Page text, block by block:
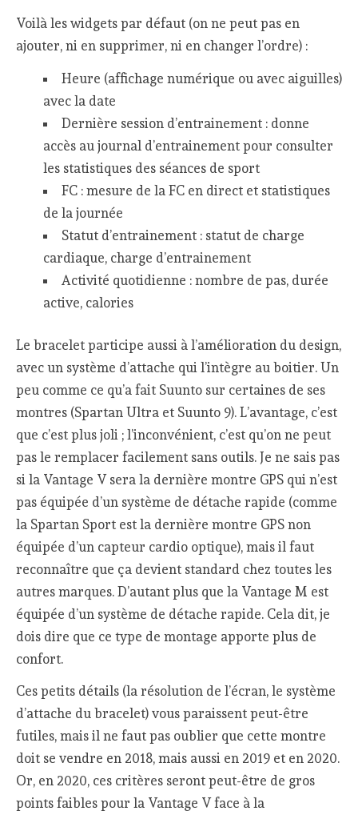
Voilà les widgets par défaut (on ne peut pas en
ajouter, ni en supprimer, ni en changer l’ordre) :
Heure (affichage numérique ou avec aiguilles)
avec la date
Dernière session d’entrainement : donne
accès au journal d’entrainement pour consulter
les statistiques des séances de sport
FC : mesure de la FC en direct et statistiques
de la journée
Statut d’entrainement : statut de charge
cardiaque, charge d’entrainement
Activité quotidienne : nombre de pas, durée
active, calories
Le bracelet participe aussi à l’amélioration du design,
avec un système d’attache qui l’intègre au boitier. Un
peu comme ce qu’a fait Suunto sur certaines de ses
montres (Spartan Ultra et Suunto 9). L’avantage, c’est
que c’est plus joli ; l’inconvénient, c’est qu’on ne peut
pas le remplacer facilement sans outils. Je ne sais pas
si la Vantage V sera la dernière montre GPS qui n’est
pas équipée d’un système de détache rapide (comme
la Spartan Sport est la dernière montre GPS non
équipée d’un capteur cardio optique), mais il faut
reconnaître que ça devient standard chez toutes les
autres marques. D’autant plus que la Vantage M est
équipée d’un système de détache rapide. Cela dit, je
dois dire que ce type de montage apporte plus de
confort.
Ces petits détails (la résolution de l’écran, le système
d’attache du bracelet) vous paraissent peut-être
futiles, mais il ne faut pas oublier que cette montre
doit se vendre en 2018, mais aussi en 2019 et en 2020.
Or, en 2020, ces critères seront peut-être de gros
points faibles pour la Vantage V face à la